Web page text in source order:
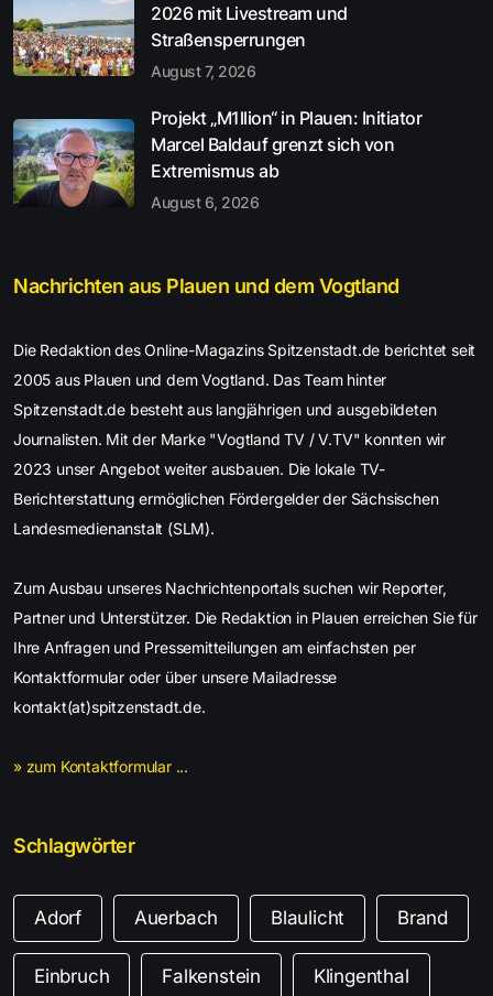
2026 mit Livestream und
Straßensperrungen
August 7, 2026
Projekt „M1llion“ in Plauen: Initiator
Marcel Baldauf grenzt sich von
Extremismus ab
August 6, 2026
Nachrichten aus Plauen und dem Vogtland
Die Redaktion des Online-Magazins Spitzenstadt.de berichtet seit
2005 aus Plauen und dem Vogtland. Das Team hinter
Spitzenstadt.de besteht aus langjährigen und ausgebildeten
Journalisten. Mit der Marke "Vogtland TV / V.TV" konnten wir
2023 unser Angebot weiter ausbauen. Die lokale TV-
Berichterstattung ermöglichen Fördergelder der Sächsischen
Landesmedienanstalt (SLM).
Zum Ausbau unseres Nachrichtenportals suchen wir Reporter,
Partner und Unterstützer. Die Redaktion in Plauen erreichen Sie für
Ihre Anfragen und Pressemitteilungen am einfachsten per
Kontaktformular oder über unsere Mailadresse
kontakt(at)spitzenstadt.de.
» zum Kontaktformular ...
Schlagwörter
Adorf Auerbach Blaulicht Brand
Einbruch Falkenstein Klingenthal